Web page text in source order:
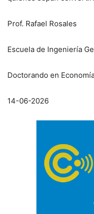
Prof. Rafael Rosales
Escuela de Ingeniería
Doctorando en
14-06-2026